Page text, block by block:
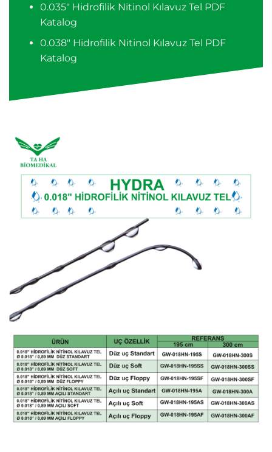
0.035″ Hidrofilik Nitinol Kılavuz Tel PDF
Katalog
0.038″ Hidrofilik Nitinol Kılavuz Tel PDF
Katalog